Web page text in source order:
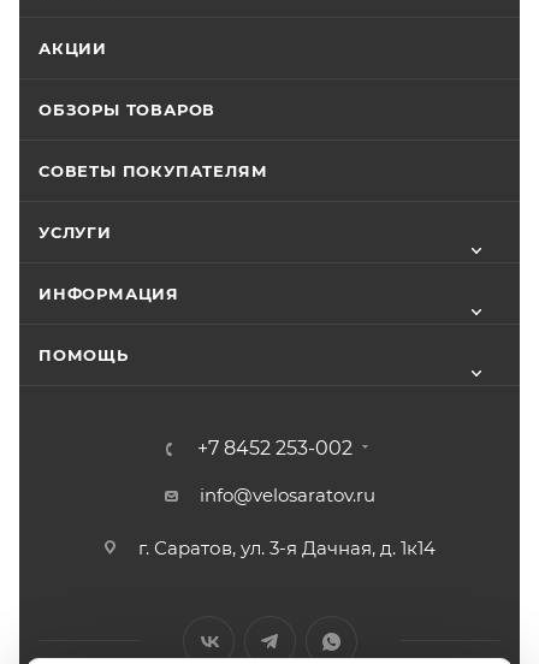
АКЦИИ
ОБЗОРЫ ТОВАРОВ
СОВЕТЫ ПОКУПАТЕЛЯМ
УСЛУГИ
ИНФОРМАЦИЯ
ПОМОЩЬ
+7 8452 253-002
info@velosaratov.ru
г. Саратов, ул. 3-я Дачная, д. 1к14